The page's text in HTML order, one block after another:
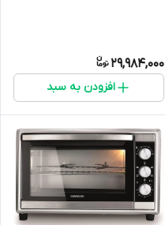
29,984,000
افزودن به سبد